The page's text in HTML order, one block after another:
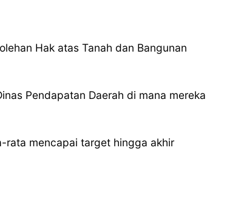
Hak atas Tanah dan Bangunan
Pendapatan Daerah di mana mereka
rata mencapai target hingga akhir